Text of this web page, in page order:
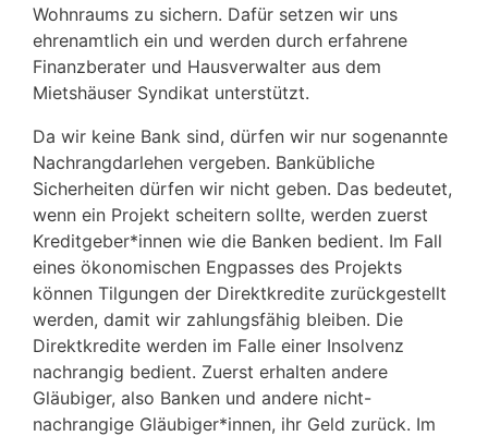
Wohnraums zu sichern. Dafür setzen wir uns
ehrenamtlich ein und werden durch erfahrene
Finanzberater und Hausverwalter aus dem
Mietshäuser Syndikat unterstützt.
Da wir keine Bank sind, dürfen wir nur sogenannte
Nachrangdarlehen vergeben. Bankübliche
Sicherheiten dürfen wir nicht geben. Das bedeutet,
wenn ein Projekt scheitern sollte, werden zuerst
Kreditgeber*innen wie die Banken bedient. Im Fall
eines ökonomischen Engpasses des Projekts
können Tilgungen der Direktkredite zurückgestellt
werden, damit wir zahlungsfähig bleiben. Die
Direktkredite werden im Falle einer Insolvenz
nachrangig bedient. Zuerst erhalten andere
Gläubiger, also Banken und andere nicht-
nachrangige Gläubiger*innen, ihr Geld zurück. Im